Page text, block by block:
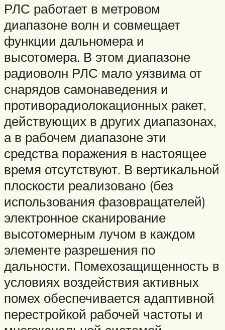
РЛС работает в метровом
диапазоне волн и совмещает
функции дальномера и
высотомера. В этом диапазоне
радиоволн РЛС мало уязвима от
снарядов самонаведения и
противорадиолокационных ракет,
действующих в других диапазонах,
а в рабочем диапазоне эти
средства поражения в настоящее
время отсутствуют. В вертикальной
плоскости реализовано (без
использования фазовращателей)
электронное сканирование
высотомерным лучом в каждом
элементе разрешения по
дальности. Помехозащищенность в
условиях воздействия активных
помех обеспечивается адаптивной
перестройкой рабочей частоты и